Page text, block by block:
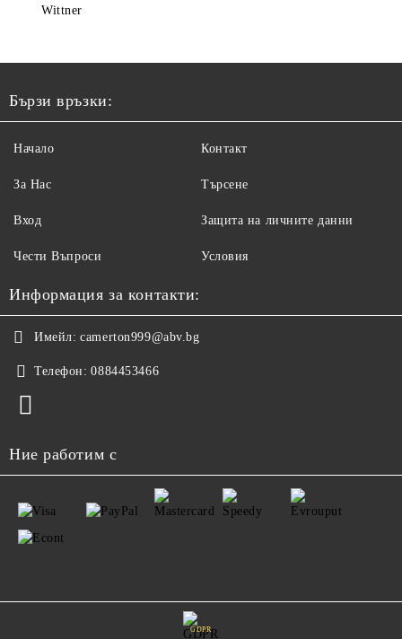
Wittner
Бързи връзки:
Начало
За Нас
Вход
Чести Въпроси
Контакт
Търсене
Защита на личните данни
Условия
Информация за контакти:
Имейл: camerton999@abv.bg
Телефон: 0884453466
Ние работим с
GDPR